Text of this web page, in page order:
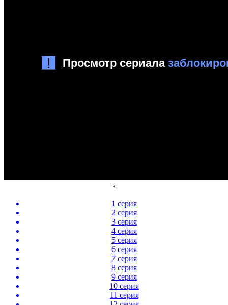
‹
1 серия
2 серия
3 серия
4 серия
5 серия
6 серия
7 серия
8 серия
9 серия
10 серия
11 серия